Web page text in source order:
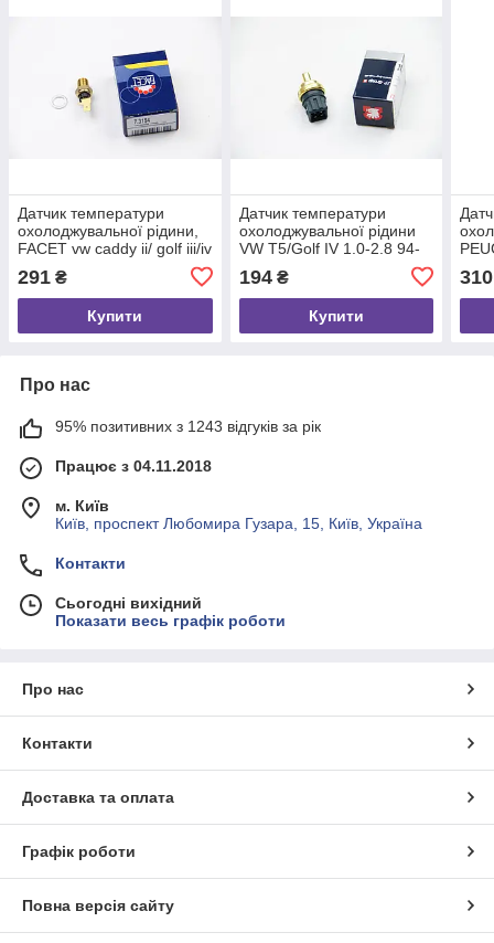
Датчик температури
охолоджувальної рідини,
FACET vw caddy ii/ golf iii/iv
291 ₴
Купити
Датчик температури
охолоджувальної рідини
VW T5/Golf IV 1.0-2.8 94-
(1193100300)
194₴
Купити
310
Про нас
95% позитивних з 1243 відгуків за рік
Працює з 04.11.2018
м. Київ
Київ, проспект Любомира Гузара, 15, Київ, Україна
Контакти
Сьогодні вихідний
Показати весь графік роботи
Про нас
Контакти
Доставка та оплата
Графік роботи
Повна версія сайту